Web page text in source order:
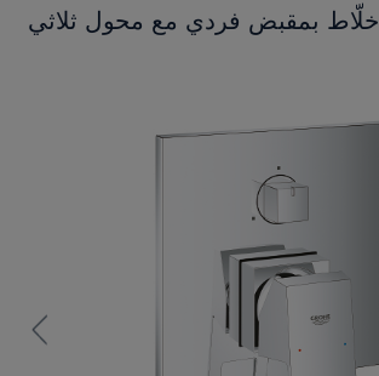
خلّاط بمقبض فردي مع محول ثلاثي